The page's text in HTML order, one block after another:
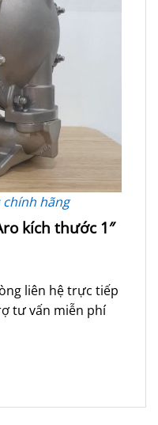
chính hãng
kích thước 1″
liên hệ trực tiếp
tư vấn miễn phí